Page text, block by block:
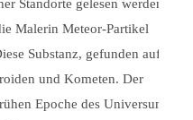
Standorte gelesen werden.‎
Malerin Meteor-Partikel
Substanz, gefunden auf
und Kometen. ‎Der
Epoche des Universums